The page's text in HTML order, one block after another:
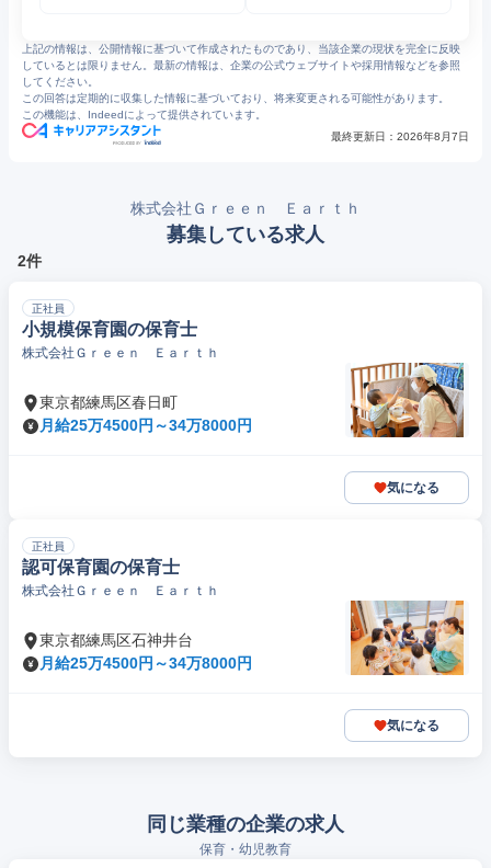
上記の情報は、公開情報に基づいて作成されたものであり、当該企業の現状を完全に反映
しているとは限りません。最新の情報は、企業の公式ウェブサイトや採用情報などを参照
してください。
この回答は定期的に収集した情報に基づいており、将来変更される可能性があります。
この機能は、Indeedによって提供されています。
最終更新日： 2026年8月7日
株式会社Ｇｒｅｅｎ Ｅａｒｔｈ
募集している求人
2件
正社員
小規模保育園の保育士
株式会社Ｇｒｅｅｎ Ｅａｒｔｈ
東京都練馬区春日町
月給25万4500円～34万8000円
気になる
正社員
認可保育園の保育士
株式会社Ｇｒｅｅｎ Ｅａｒｔｈ
東京都練馬区石神井台
月給25万4500円～34万8000円
気になる
同じ業種の企業の求人
保育・幼児教育